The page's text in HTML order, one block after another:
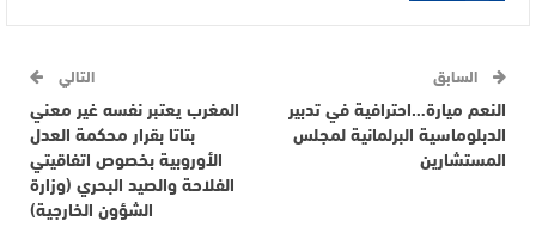
السابق
النعم ميارة…احترافية في تدبير
الدبلوماسية البرلمانية لمجلس
المستشارين
التالي
المغرب يعتبر نفسه غير معني
بتاتا بقرار محكمة العدل
الأوروبية بخصوص اتفاقيتي
الفلاحة والصيد البحري (وزارة
الشؤون الخارجية)